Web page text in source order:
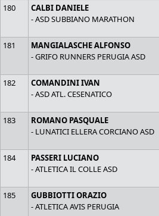
180
CALBI DANIELE
- ASD SUBBIANO MARATHON
181
MANGIALASCHE ALFONSO
- GRIFO RUNNERS PERUGIA ASD
182
COMANDINI IVAN
- ASD ATL. CESENATICO
183
ROMANO PASQUALE
- LUNATICI ELLERA CORCIANO ASD
184
PASSERI LUCIANO
- ATLETICA IL COLLE ASD
185
GUBBIOTTI ORAZIO
- ATLETICA AVIS PERUGIA